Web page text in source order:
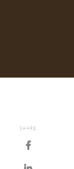
SHARE